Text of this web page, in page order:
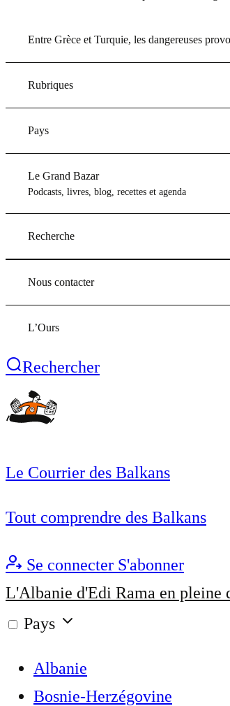
Entre Grèce et Turquie, les dangereuses
Rubriques
Pays
Le Grand Bazar
Podcasts, livres, blog, recettes et agenda
Recherche
Nous contacter
L’Ours
Rechercher
Le Courrier des Balkans
Tout comprendre des Balkans
Se connecter S'abonner
L'Albanie d'Edi Rama en pleine
Pays
Albanie
Bosnie-Herzégovine